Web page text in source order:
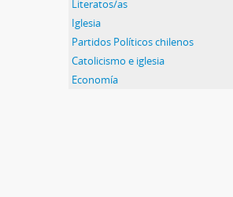
Literatos/as
Iglesia
Partidos Políticos chilenos
Catolicismo e iglesia
Economía